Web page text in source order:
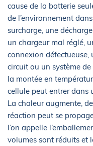
cause de la batterie
de l’environnement
surcharge, une
un chargeur mal réglé,
connexion
circuit ou un système
la montée en
cellule peut entrer dans
La chaleur augmente,
réaction peut se
l’on appelle
volumes sont réduits et